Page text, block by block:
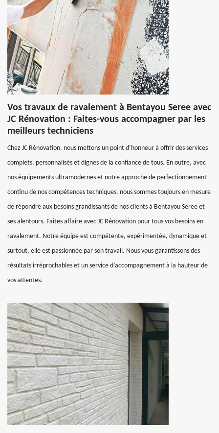
Vos travaux de ravalement à Bentayou Seree avec
JC Rénovation : Faites-vous accompagner par les
meilleurs techniciens
Chez JC Rénovation, nous mettons un point d’honneur à offrir des services
complets, personnalisés et dignes de la confiance de tous. En outre, avec
nos équipements ultramodernes et notre approche de perfectionnement
continu de nos compétences techniques, nous sommes toujours en mesure
de répondre aux besoins grandissants de nos clients à Bentayou Seree et
ses alentours. Faites affaire avec JC Rénovation pour tous vos besoins en
ravalement. Notre équipe est compétente, expérimentée, dynamique et
surtout, elle est passionnée par son travail. Nous vous garantissons des
résultats irréprochables et un service d’accompagnement à la hauteur de
vos attentes.